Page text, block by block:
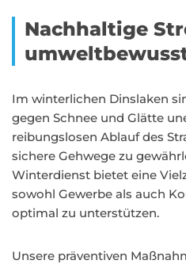
Nachhaltige
Im winterlichen Dinslaken
gegen Schnee und Glätte
reibungslosen Ablauf des
sichere Gehwege zu
Winterdienst bietet eine
sowohl Gewerbe als auch
optimal zu unterstützen.
Unsere präventiven